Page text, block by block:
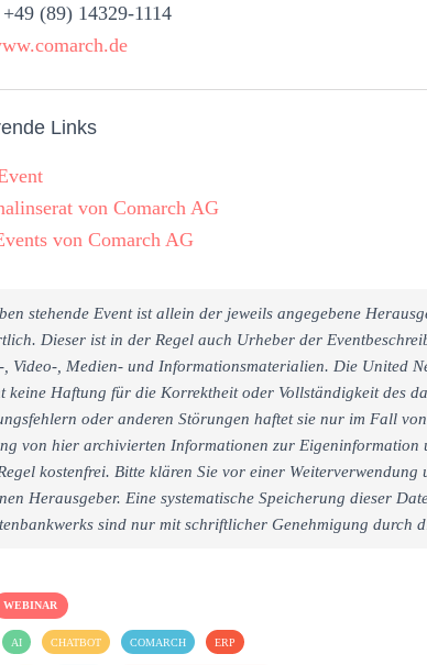
(89) 14329-1114
Links
von Comarch AG
von Comarch AG
stehende Event ist allein der jeweils angegebene
Dieser ist in der Regel auch Urheber der
, Video-, Medien- und Informationsmaterialien. Die United
keine Haftung für die Korrektheit oder Vollständigkeit des
oder anderen Störungen haftet sie nur im Fall
von hier archivierten Informationen zur Eigeninformation
kostenfrei. Bitte klären Sie vor einer
Herausgeber. Eine systematische Speicherung dieser
sind nur mit schriftlicher Genehmigung durch
WEBINAR
AI CHATBOT COMARCH ERP